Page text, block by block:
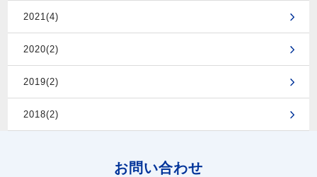
2021(4)
2020(2)
2019(2)
2018(2)
お問い合わせ